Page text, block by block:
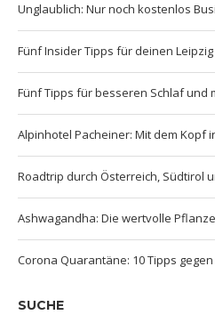
Unglaublich: Nur noch kostenlos
Fünf Insider Tipps für deinen
Fünf Tipps für besseren Schlaf und
Alpinhotel Pacheiner: Mit dem Kopf
Roadtrip durch Österreich, Südtirol
Ashwagandha: Die wertvolle
Corona Quarantäne: 10 Tipps
SUCHE